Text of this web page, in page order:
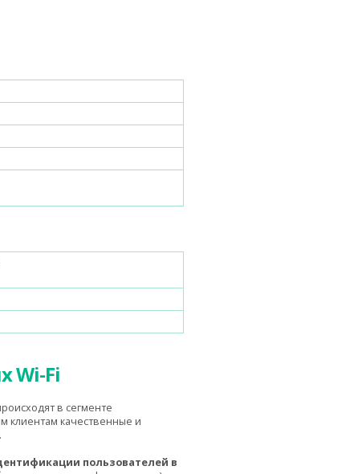
Wi-Fi
в сегменте
клиентам качественные и
пользователей в